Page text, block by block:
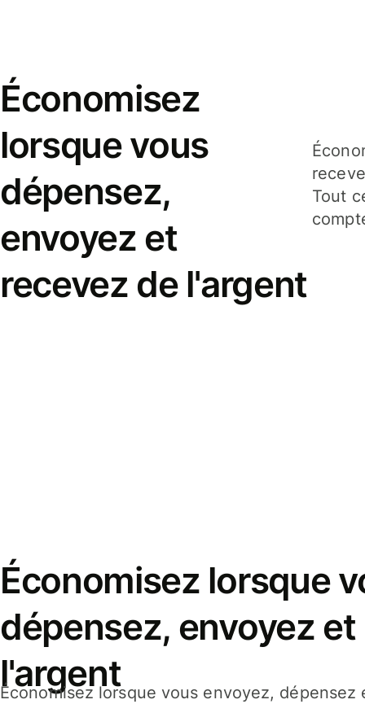
Économisez
lorsque vous
dépensez,
envoyez et
recevez de l'argent
Tout
Économisez lorsque
dépensez, envoyez
l'argent
Économisez lorsque vous envoyez,